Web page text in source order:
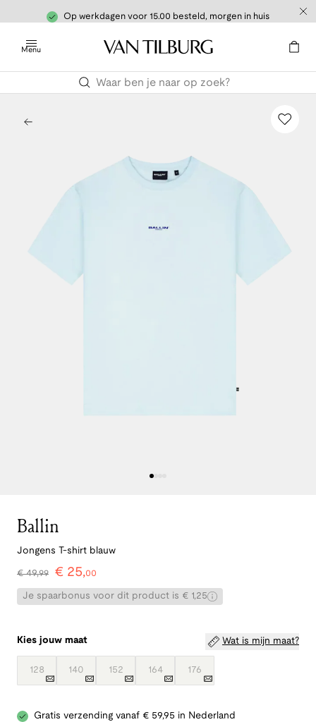
Op werkdagen voor 15.00 besteld, morgen in huis
Menu
Ballin
Jongens T-shirt blauw
€49,99 € 25,00
Je spaarbonus voor dit product is € 1,25
Kies jouw maat Wat is mijn maat?
128 140 152 164 176
Gratis verzending vanaf € 59,95 in Nederland